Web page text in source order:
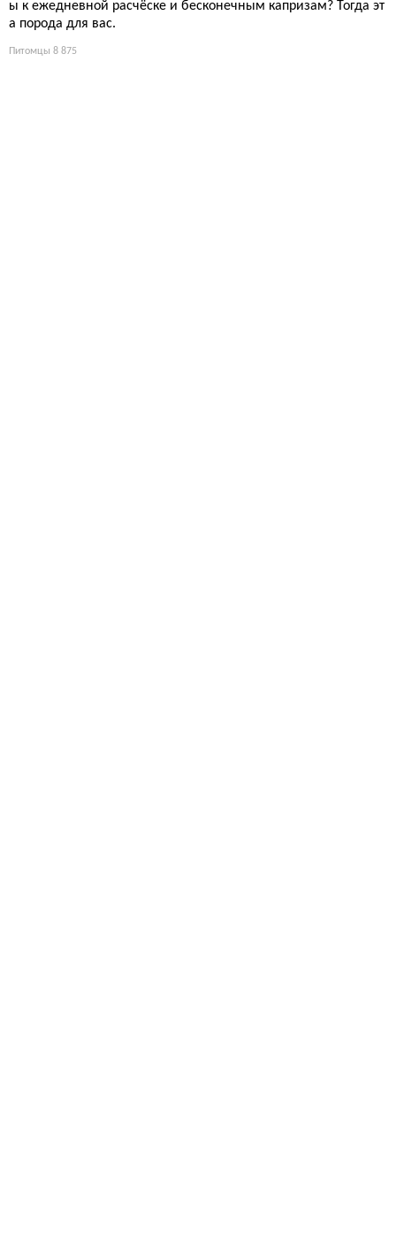
ы к ежедневной расчёске и бесконечным капризам? Тогда эт
а порода для вас.
Питомцы 8 875